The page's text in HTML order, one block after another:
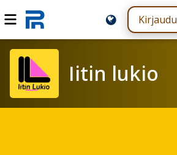
Kirjaudu
Iitin lukio